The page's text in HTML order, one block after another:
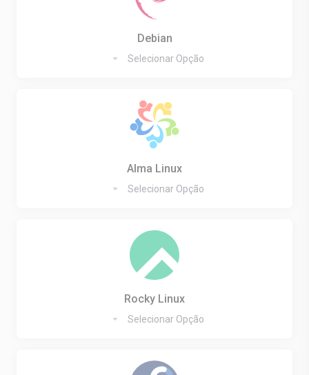
Debian
Selecionar Opção
Alma Linux
Selecionar Opção
Rocky Linux
Selecionar Opção